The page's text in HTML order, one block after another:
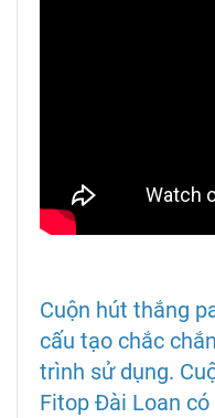
Cuộn hút thắng
cấu tạo chắc
trình sử dụng.
Fitop Đài Loan